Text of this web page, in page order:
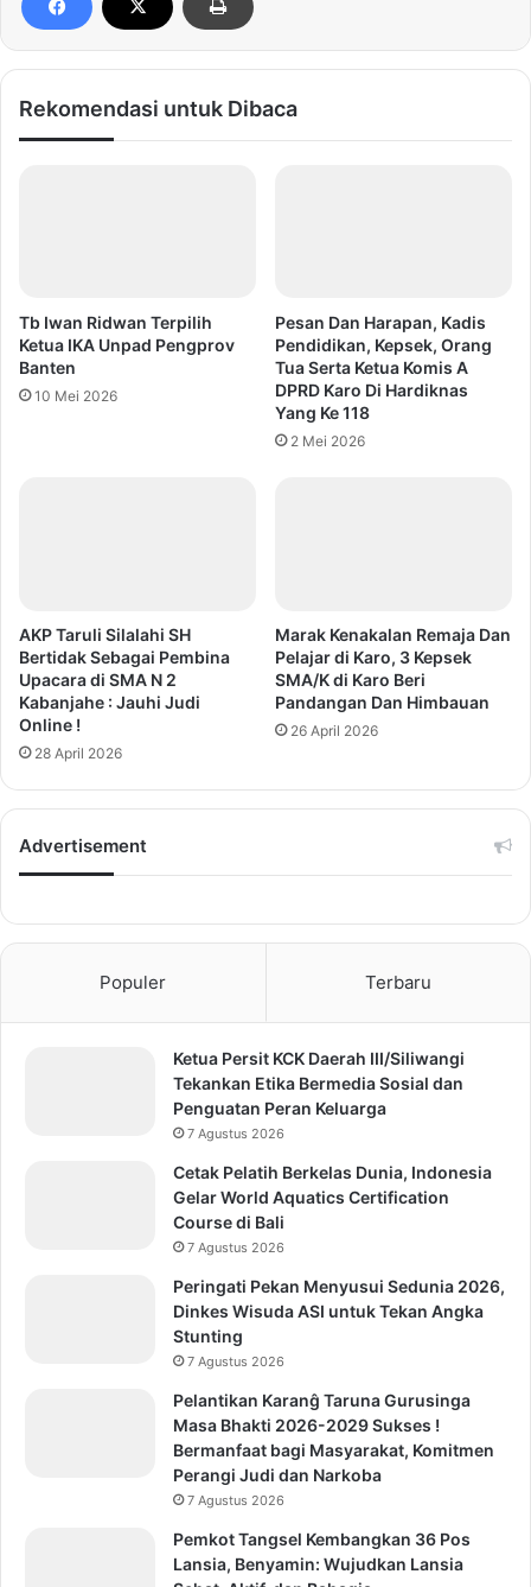
Rekomendasi untuk Dibaca
Tb Iwan Ridwan Terpilih
Ketua IKA Unpad Pengprov
Banten
10 Mei 2026
Pesan Dan Harapan, Kadis
Pendidikan, Kepsek, Orang
Tua Serta Ketua Komis A
DPRD Karo Di Hardiknas
Yang Ke 118
2 Mei 2026
AKP Taruli Silalahi SH
Bertidak Sebagai Pembina
Upacara di SMA N 2
Kabanjahe : Jauhi Judi
Online !
28 April 2026
Marak Kenakalan Remaja Dan
Pelajar di Karo, 3 Kepsek
SMA/K di Karo Beri
Pandangan Dan Himbauan
26 April 2026
Advertisement
Populer Terbaru
Ketua Persit KCK Daerah III/Siliwangi
Tekankan Etika Bermedia Sosial dan
Penguatan Peran Keluarga
7 Agustus 2026
Cetak Pelatih Berkelas Dunia, Indonesia
Gelar World Aquatics Certification
Course di Bali
7 Agustus 2026
Peringati Pekan Menyusui Sedunia 2026,
Dinkes Wisuda ASI untuk Tekan Angka
Stunting
7 Agustus 2026
Pelantikan Karanĝ Taruna Gurusinga
Masa Bhakti 2026-2029 Sukses !
Bermanfaat bagi Masyarakat, Komitmen
Perangi Judi dan Narkoba
7 Agustus 2026
Pemkot Tangsel Kembangkan 36 Pos
Lansia, Benyamin: Wujudkan Lansia